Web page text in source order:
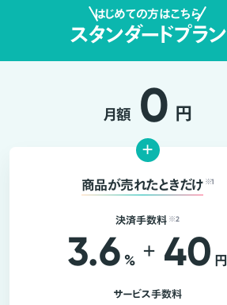
はじめての方はこちら
スタンダードプラン
月額 0 円
+
商品が売れたときだけ ※1
決済手数料 ※2
3.6 % + 40 円
サービス手数料